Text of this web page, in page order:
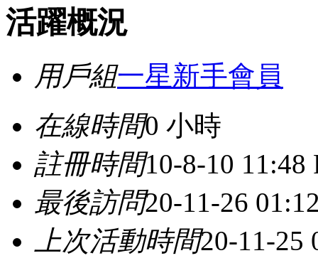
活躍概況
用戶組一星新手會員
在線時間0 小時
註冊時間10-8-10 11:48
最後訪問20-11-26
上次活動時間20-11-25